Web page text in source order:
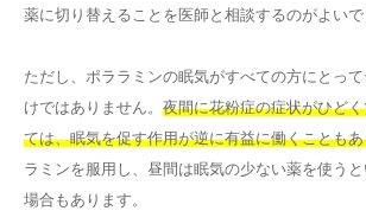
薬に切り替えることを医師と相談するのがよいで
ただし、ポララミンの眠気がすべての方にとっ
けではありません。 夜間に花粉症の症状がひど
ては、眠気を促す作用が逆に有益に働くことも
ラミンを服用し、昼間は眠気の少ない薬を使う
場合もあります。